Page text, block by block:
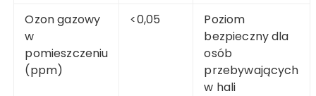
Ozon gazowy
w
pomieszczeniu
(ppm)
<0,05
Poziom
bezpieczny dla
osób
przebywających
w hali